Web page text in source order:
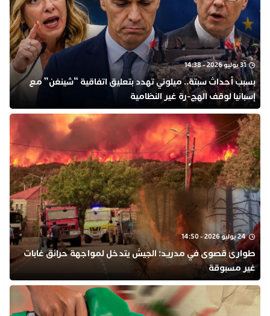
31 يوليو 2026 - 14:38
بسبب أحداث سبتة.. ميلوني تهدد بتعليق اتفاقية “شينغن” مع
إسبانيا لوقف الهج-رة غير النظامية
24 يوليو 2026 - 14:50
طوارئ قصوى في مدريد: الجيش يتدخل لمواجهة حرائق غابات
غير مسبوقة